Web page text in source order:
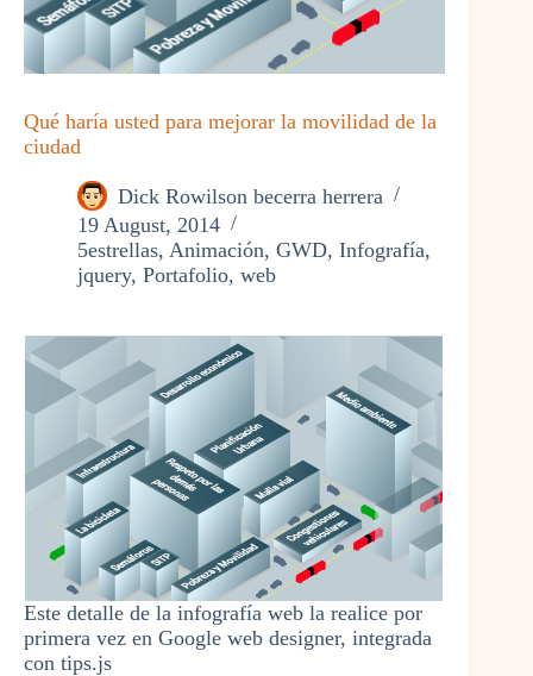
Qué haría usted para mejorar la movilidad de la
ciudad
Dick Rowilson becerra herrera
19 August, 2014
5estrellas, Animación, GWD, Infografía,
jquery, Portafolio, web
Este detalle de la infografía web la realice por
primera vez en Google web designer, integrada
con tips.js